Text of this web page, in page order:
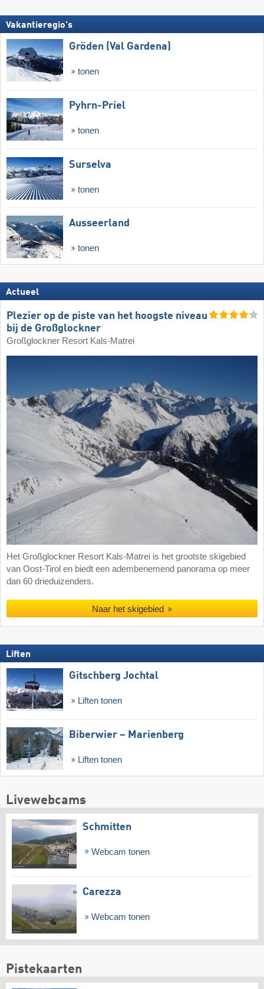
Vakantieregio's
Gröden (Val Gardena)
tonen
Pyhrn-Priel
tonen
Surselva
tonen
Ausseerland
tonen
Actueel
Plezier op de piste van het hoogste niveau
bij de Großglockner
Großglockner Resort Kals-Matrei
Het Großglockner Resort Kals-Matrei is het grootste skigebied
van Oost-Tirol en biedt een adembenemend panorama op meer
dan 60 drieduizenders.
Naar het skigebied
Liften
Gitschberg Jochtal
Liften tonen
Biberwier – Marienberg
Liften tonen
Livewebcams
Schmitten
Webcam tonen
Carezza
Webcam tonen
Pistekaarten